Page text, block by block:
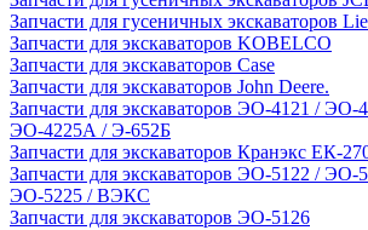
Запчасти для гусеничных экскаваторов
Запчасти для экскаваторов KOBELCO
Запчасти для экскаваторов Case
Запчасти для экскаваторов John Deere.
Запчасти для экскаваторов ЭО-4121 /
ЭО-4225А / Э-652Б
Запчасти для экскаваторов Кранэкс ЕК-
Запчасти для экскаваторов ЭО-5122 /
ЭО-5225 / ВЭКС
Запчасти для экскаваторов ЭО-5126